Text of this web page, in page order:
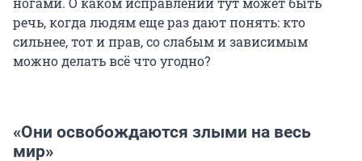
речь, когда людям еще раз дают понять: кто
сильнее, тот и прав, со слабым и зависимым
можно делать всё что угодно?
«Они освобождаются злыми на весь
мир»